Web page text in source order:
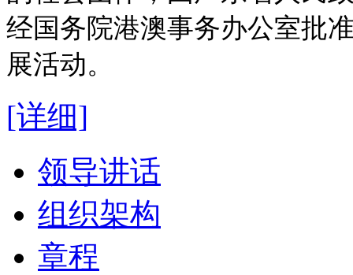
经国务院港澳事务办公室批
展活动。
[详细]
领导讲话
组织架构
章程